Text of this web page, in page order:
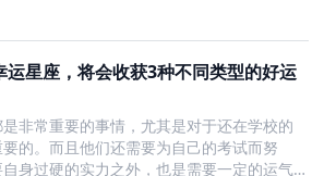
，今天来看一下5月什么星座不管做什么都
运星座，将会收获3种不同类型的好运
非常重要的事情，尤其是对于还在学校的
的。而且他们还需要为自己的考试而努
身过硬的实力之外，也是需要一定的运气